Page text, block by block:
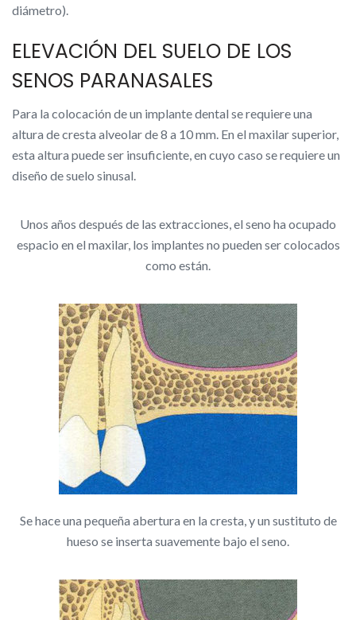
diámetro).
ELEVACIÓN DEL SUELO DE LOS
SENOS PARANASALES
Para la colocación de un implante dental se requiere una
altura de cresta alveolar de 8 a 10 mm. En el maxilar superior,
esta altura puede ser insuficiente, en cuyo caso se requiere un
diseño de suelo sinusal.
Unos años después de las extracciones, el seno ha ocupado
espacio en el maxilar, los implantes no pueden ser colocados
como están.
Se hace una pequeña abertura en la cresta, y un sustituto de
hueso se inserta suavemente bajo el seno.